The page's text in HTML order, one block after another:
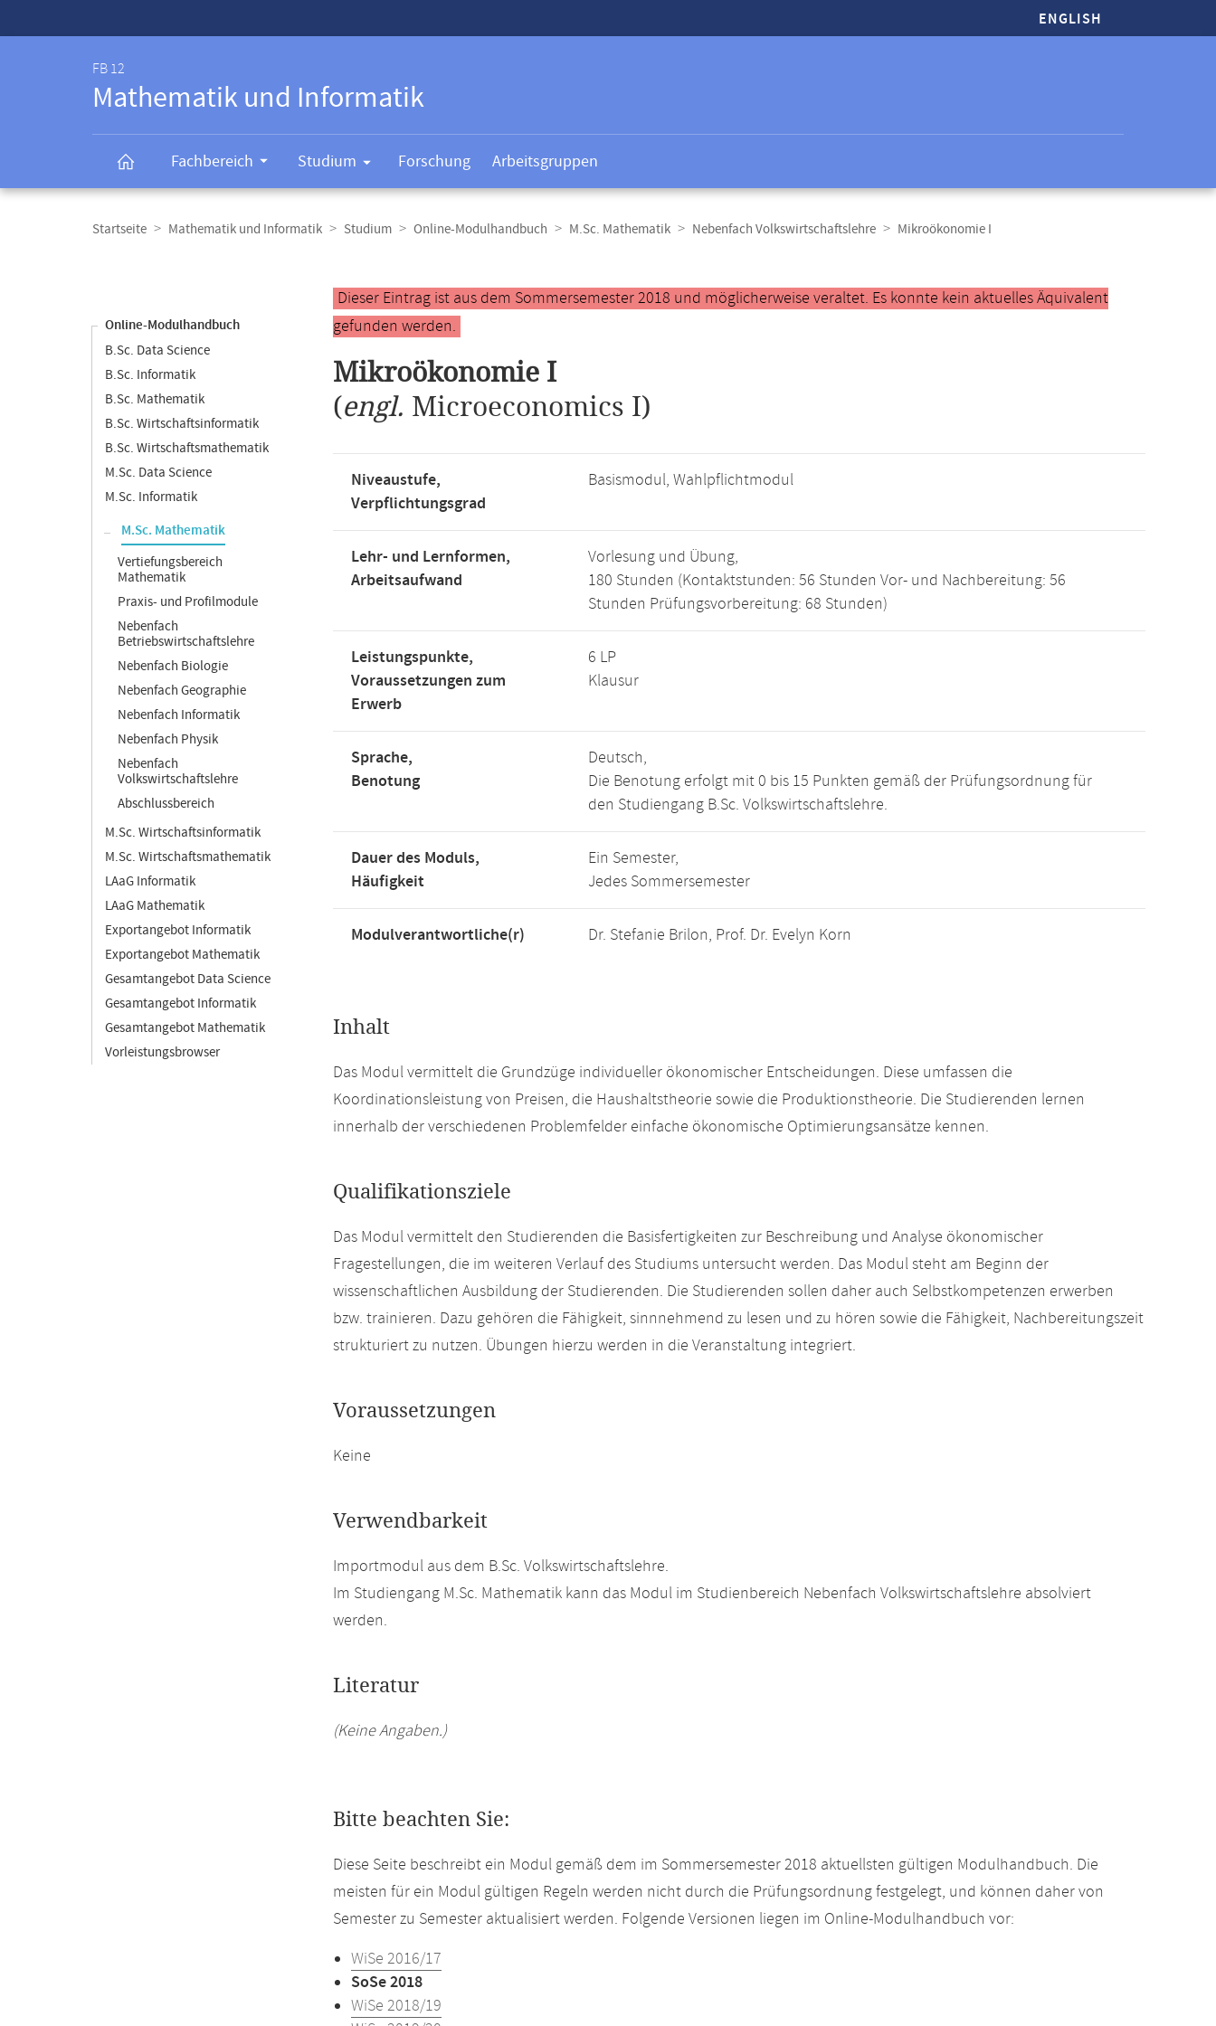
ENGLISH
FB 12
Mathematik und Informatik
Fachbereich Studium Forschung Arbeitsgruppen
Navigation
Startseite Mathematik und Informatik Studium Online-Modulhandbuch M.Sc. Mathematik Nebenfach Volkswirtschaftslehre Mikroökonomie I
Online-Modulhandbuch
B.Sc. Data Science
B.Sc. Informatik
B.Sc. Mathematik
B.Sc. Wirtschaftsinformatik
B.Sc. Wirtschaftsmathematik
M.Sc. Data Science
M.Sc. Informatik
M.Sc. Mathematik
Vertiefungsbereich
Mathematik
Praxis- und Profilmodule
Nebenfach
Betriebswirtschaftslehre
Nebenfach Biologie
Nebenfach Geographie
Nebenfach Informatik
Nebenfach Physik
Nebenfach
Volkswirtschaftslehre
Abschlussbereich
M.Sc. Wirtschaftsinformatik
M.Sc. Wirtschaftsmathematik
LAaG Informatik
LAaG Mathematik
Exportangebot Informatik
Exportangebot Mathematik
Gesamtangebot Data Science
Gesamtangebot Informatik
Gesamtangebot Mathematik
Vorleistungsbrowser
Hauptinhalt
Dieser Eintrag ist aus dem Sommersemester 2018 und möglicherweise veraltet. Es konnte kein aktuelles Äquivalent
gefunden werden.
Mikroökonomie I
(engl. Microeconomics I)
Niveaustufe,
Verpflichtungsgrad
Basismodul, Wahlpflichtmodul
Lehr- und Lernformen,
Arbeitsaufwand
Vorlesung und Übung,
180 Stunden (Kontaktstunden: 56 Stunden Vor- und Nachbereitung: 56
Stunden Prüfungsvorbereitung: 68 Stunden)
Leistungspunkte,
Voraussetzungen zum
Erwerb
6 LP
Klausur
Sprache,
Benotung
Deutsch,
Die Benotung erfolgt mit 0 bis 15 Punkten gemäß der Prüfungsordnung für
den Studiengang B.Sc. Volkswirtschaftslehre.
Dauer des Moduls,
Häufigkeit
Ein Semester,
Jedes Sommersemester
Modulverantwortliche(r) Dr. Stefanie Brilon, Prof. Dr. Evelyn Korn
Inhalt
Das Modul vermittelt die Grundzüge individueller ökonomischer Entscheidungen. Diese umfassen die
Koordinationsleistung von Preisen, die Haushaltstheorie sowie die Produktionstheorie. Die Studierenden lernen
innerhalb der verschiedenen Problemfelder einfache ökonomische Optimierungsansätze kennen.
Qualifikationsziele
Das Modul vermittelt den Studierenden die Basisfertigkeiten zur Beschreibung und Analyse ökonomischer
Fragestellungen, die im weiteren Verlauf des Studiums untersucht werden. Das Modul steht am Beginn der
wissenschaftlichen Ausbildung der Studierenden. Die Studierenden sollen daher auch Selbstkompetenzen erwerben
bzw. trainieren. Dazu gehören die Fähigkeit, sinnnehmend zu lesen und zu hören sowie die Fähigkeit, Nachbereitungszeit
strukturiert zu nutzen. Übungen hierzu werden in die Veranstaltung integriert.
Voraussetzungen
Keine
Verwendbarkeit
Importmodul aus dem B.Sc. Volkswirtschaftslehre.
Im Studiengang M.Sc. Mathematik kann das Modul im Studienbereich Nebenfach Volkswirtschaftslehre absolviert
werden.
Literatur
(Keine Angaben.)
Bitte beachten Sie:
Diese Seite beschreibt ein Modul gemäß dem im Sommersemester 2018 aktuellsten gültigen Modulhandbuch. Die
meisten für ein Modul gültigen Regeln werden nicht durch die Prüfungsordnung festgelegt, und können daher von
Semester zu Semester aktualisiert werden. Folgende Versionen liegen im Online-Modulhandbuch vor:
WiSe 2016/17
SoSe 2018
WiSe 2018/19